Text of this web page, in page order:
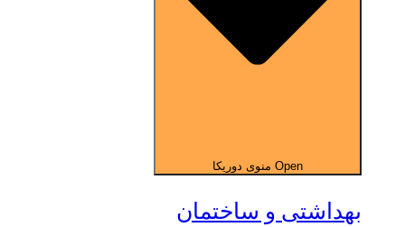
Open منوی دوریکا
بهداشتی و ساختمان